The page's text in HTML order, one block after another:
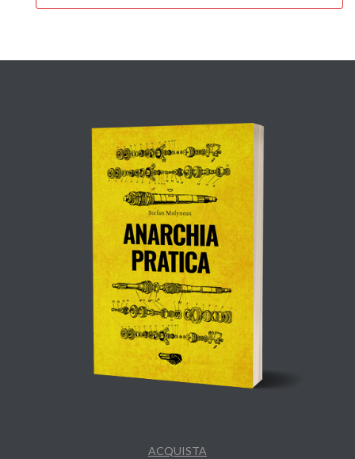
ACQUISTA